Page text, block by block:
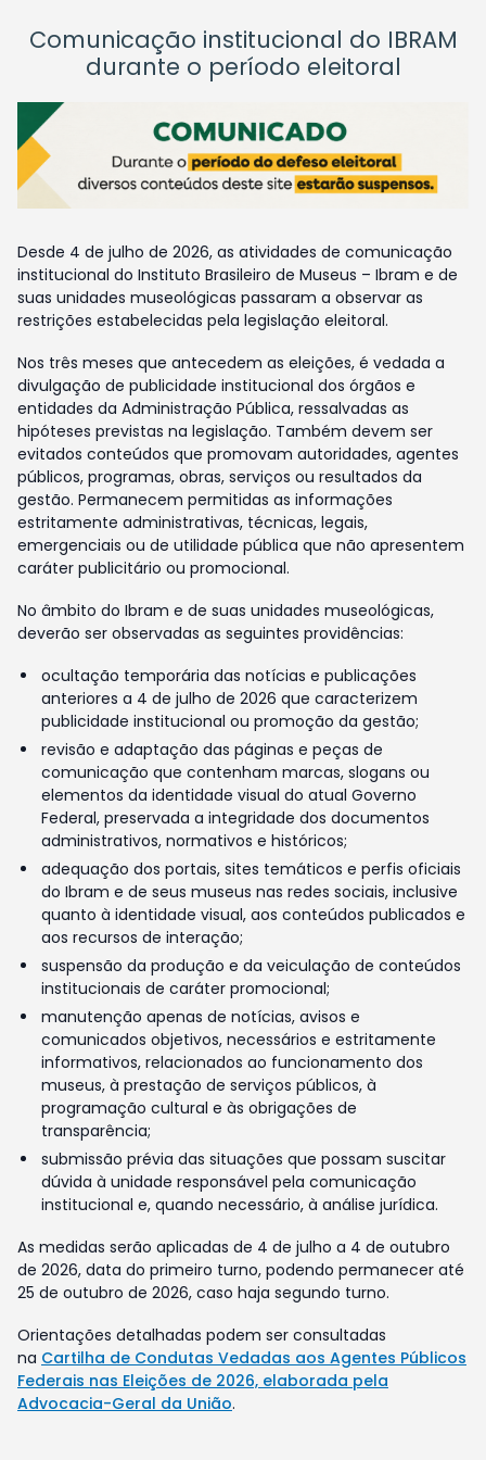
Comunicação institucional do IBRAM
durante o período eleitoral
Desde 4 de julho de 2026, as atividades de comunicação
institucional do Instituto Brasileiro de Museus – Ibram e de
suas unidades museológicas passaram a observar as
restrições estabelecidas pela legislação eleitoral.
Nos três meses que antecedem as eleições, é vedada a
divulgação de publicidade institucional dos órgãos e
entidades da Administração Pública, ressalvadas as
hipóteses previstas na legislação. Também devem ser
evitados conteúdos que promovam autoridades, agentes
públicos, programas, obras, serviços ou resultados da
gestão. Permanecem permitidas as informações
estritamente administrativas, técnicas, legais,
emergenciais ou de utilidade pública que não apresentem
caráter publicitário ou promocional.
No âmbito do Ibram e de suas unidades museológicas,
deverão ser observadas as seguintes providências:
ocultação temporária das notícias e publicações
anteriores a 4 de julho de 2026 que caracterizem
publicidade institucional ou promoção da gestão;
revisão e adaptação das páginas e peças de
comunicação que contenham marcas, slogans ou
elementos da identidade visual do atual Governo
Federal, preservada a integridade dos documentos
administrativos, normativos e históricos;
adequação dos portais, sites temáticos e perfis oficiais
do Ibram e de seus museus nas redes sociais, inclusive
quanto à identidade visual, aos conteúdos publicados e
aos recursos de interação;
suspensão da produção e da veiculação de conteúdos
institucionais de caráter promocional;
manutenção apenas de notícias, avisos e
comunicados objetivos, necessários e estritamente
informativos, relacionados ao funcionamento dos
museus, à prestação de serviços públicos, à
programação cultural e às obrigações de
transparência;
submissão prévia das situações que possam suscitar
dúvida à unidade responsável pela comunicação
institucional e, quando necessário, à análise jurídica.
As medidas serão aplicadas de 4 de julho a 4 de outubro
de 2026, data do primeiro turno, podendo permanecer até
25 de outubro de 2026, caso haja segundo turno.
Orientações detalhadas podem ser consultadas
na Cartilha de Condutas Vedadas aos Agentes Públicos
Federais nas Eleições de 2026, elaborada pela
Advocacia-Geral da União.